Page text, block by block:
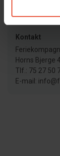
Læs vores
Kontakt
Horns Bjerge
Tlf.: 75 27 50
E-mail: